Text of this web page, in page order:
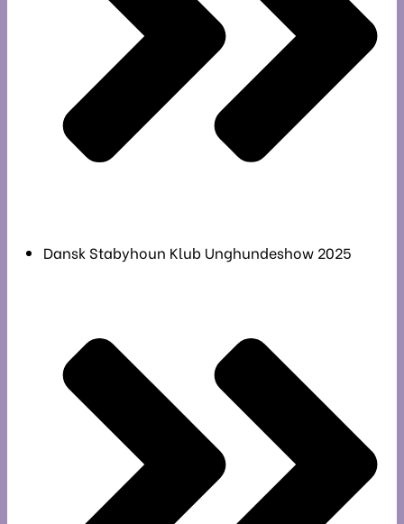
Dansk Stabyhoun Klub Unghundeshow 2025